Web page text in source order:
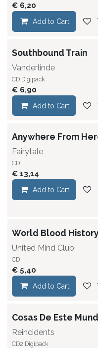
€ 6,20
Add to Cart
Southbound Train
Vanderlinde
CD Digipack
€ 6,90
Add to Cart
Anywhere From
Fairytale
CD
€ 13,14
Add to Cart
World Blood History
United Mind Club
CD
€ 5,40
Add to Cart
Cosas De Este
Reincidents
CD2 Digipack